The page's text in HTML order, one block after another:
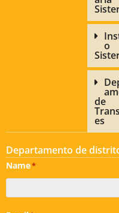
o
de
es
Departamento de
Name*